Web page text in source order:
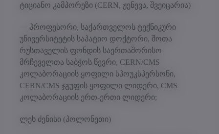
ტიციანო კამპორეზი (CERN, ჟენევა, შვეიცარია)
— პროფესორი, საქართველოს ტექნიკური
უნივერსიტეტის საპატიო დოქტორი, შოთა
რუსთაველის ფონდის საერთაშორისო
მრჩეველთა საბჭოს წევრი, CERN/CMS
კოლაბორაციის ყოფილი სპოუკსპერსონი,
CERN/CMS ჯგუფის ყოფილი ლიდერი, CMS
კოლაბორაციის ერთ-ერთი ლიდერი;
ლეხ ძენისი (პოლონეთი)